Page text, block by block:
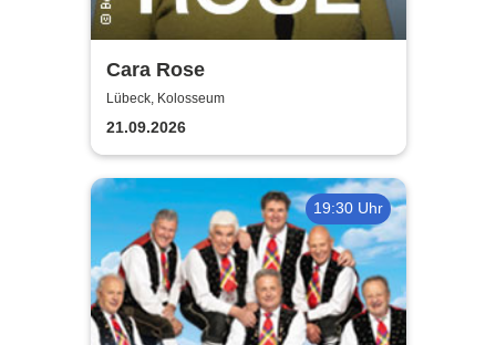
Cara Rose
Lübeck, Kolosseum
21.09.2026
19:30 Uhr